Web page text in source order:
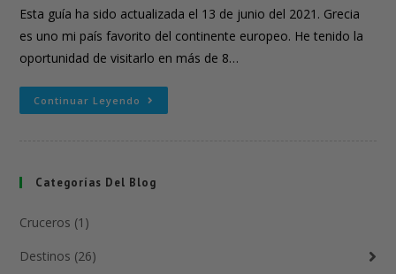
Esta guía ha sido actualizada el 13 de junio del 2021. Grecia
es uno mi país favorito del continente europeo. He tenido la
oportunidad de visitarlo en más de 8…
Continuar Leyendo
Categorías Del Blog
Cruceros (1)
Destinos (26)